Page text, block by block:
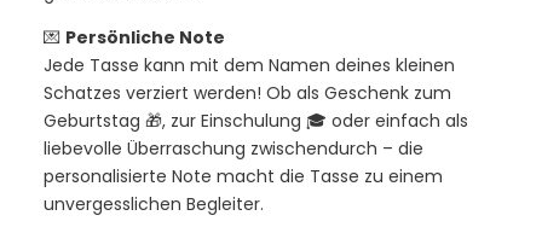
💌 Persönliche Note
Jede Tasse kann mit dem Namen deines kleinen
Schatzes verziert werden! Ob als Geschenk zum
Geburtstag 🎁, zur Einschulung 🎓 oder einfach als
liebevolle Überraschung zwischendurch – die
personalisierte Note macht die Tasse zu einem
unvergesslichen Begleiter.